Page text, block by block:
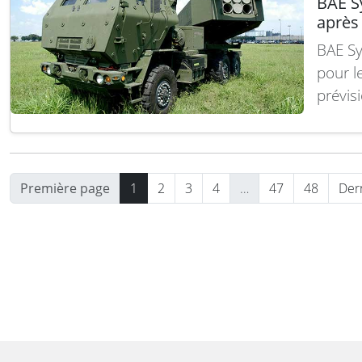
BAE
pour
à
Première page 1 2 3 4 … 47 48